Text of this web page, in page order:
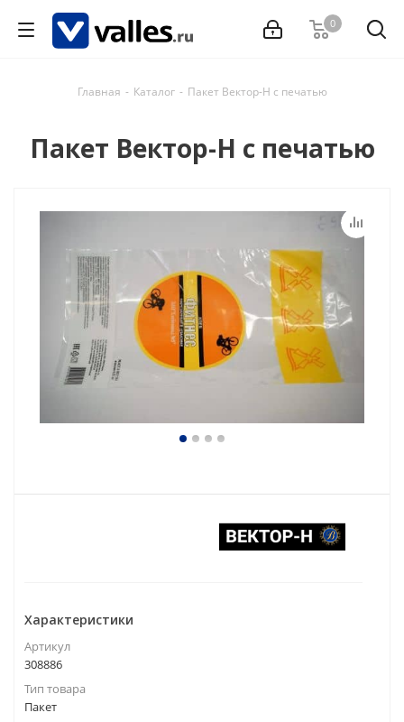
0
Главная - Каталог - Пакет Вектор-Н с печатью
Пакет Вектор-Н с печатью
Характеристики
Артикул
308886
Тип товара
Пакет